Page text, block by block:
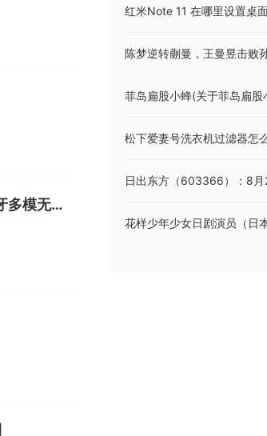
仅299元！HELLO GANSS 98T PRO 98键 2.4G蓝牙多模无线机械键盘
红米Note 11 在哪里设置桌
菲岛扁股小蜂(关于菲岛扁股